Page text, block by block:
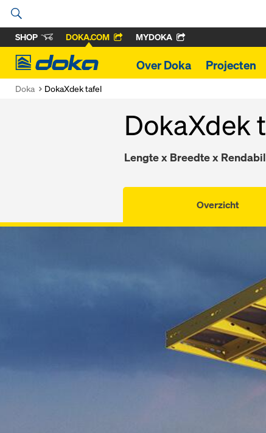
SHOP DOKA.COM MYDOKA
Doka
Over Doka Projecten
Doka DokaXdek tafel
DokaXdek
Lengte x Breedte x
Overzicht